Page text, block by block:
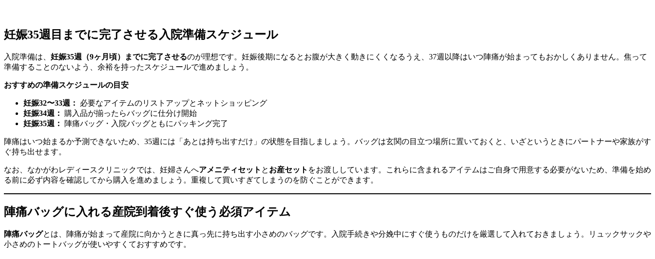
妊娠35週目までに完了させる入院準備スケジュール
入院準備は、 妊娠35週（9ヶ月頃）までに完了させるのが理想です。妊娠後期になるとお腹が大きく動きにくくなるうえ、37週以降はいつ陣痛が始まってもおかしくありません。焦って
準備することのないよう、余裕を持ったスケジュールで進めましょう。
おすすめの準備スケジュールの目安
妊娠32〜33週：
必要なアイテムのリストアップとネットショッピング
妊娠34週：
購入品が揃ったらバッグに仕分け開始
妊娠35週：
陣痛バッグ・入院バッグともにパッキング完了
陣痛はいつ始まるか予測できないため、35週には「あとは持ち出すだけ」の状態を目指しましょう。バッグは玄関の目立つ場所に置いておくと、いざというときにパートナーや家族がす
ぐ持ち出せます。
なお、なかがわレディースクリニックでは、妊婦さんへアメニティセット と お産セット をお渡ししています。これらに含まれるアイテムはご自身で用意する必要がないため、準備を始め
る前に必ず内容を確認してから購入を進めましょう。重複して買いすぎてしまうのを防ぐことができます。
陣痛バッグに入れる産院到着後すぐ使う必須アイテム
陣痛バッグとは、陣痛が始まって産院に向かうときに真っ先に持ち出す小さめのバッグです。入院手続きや分娩中にすぐ使うものだけを厳選して入れておきましょう。リュックサックや
小さめのトートバッグが使いやすくておすすめです。